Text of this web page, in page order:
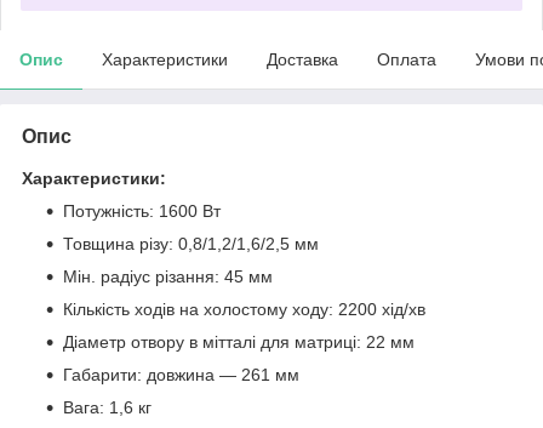
Опис Характеристики Доставка Оплата Умови
Опис
Характеристики:
Потужність: 1600 Вт
Товщина різу: 0,8/1,2/1,6/2,5 мм
Мін. радіус різання: 45 мм
Кількість ходів на холостому ходу: 2200 хід/хв
Діаметр отвору в мітталі для матриці: 22 мм
Габарити: довжина — 261 мм
Вага: 1,6 кг